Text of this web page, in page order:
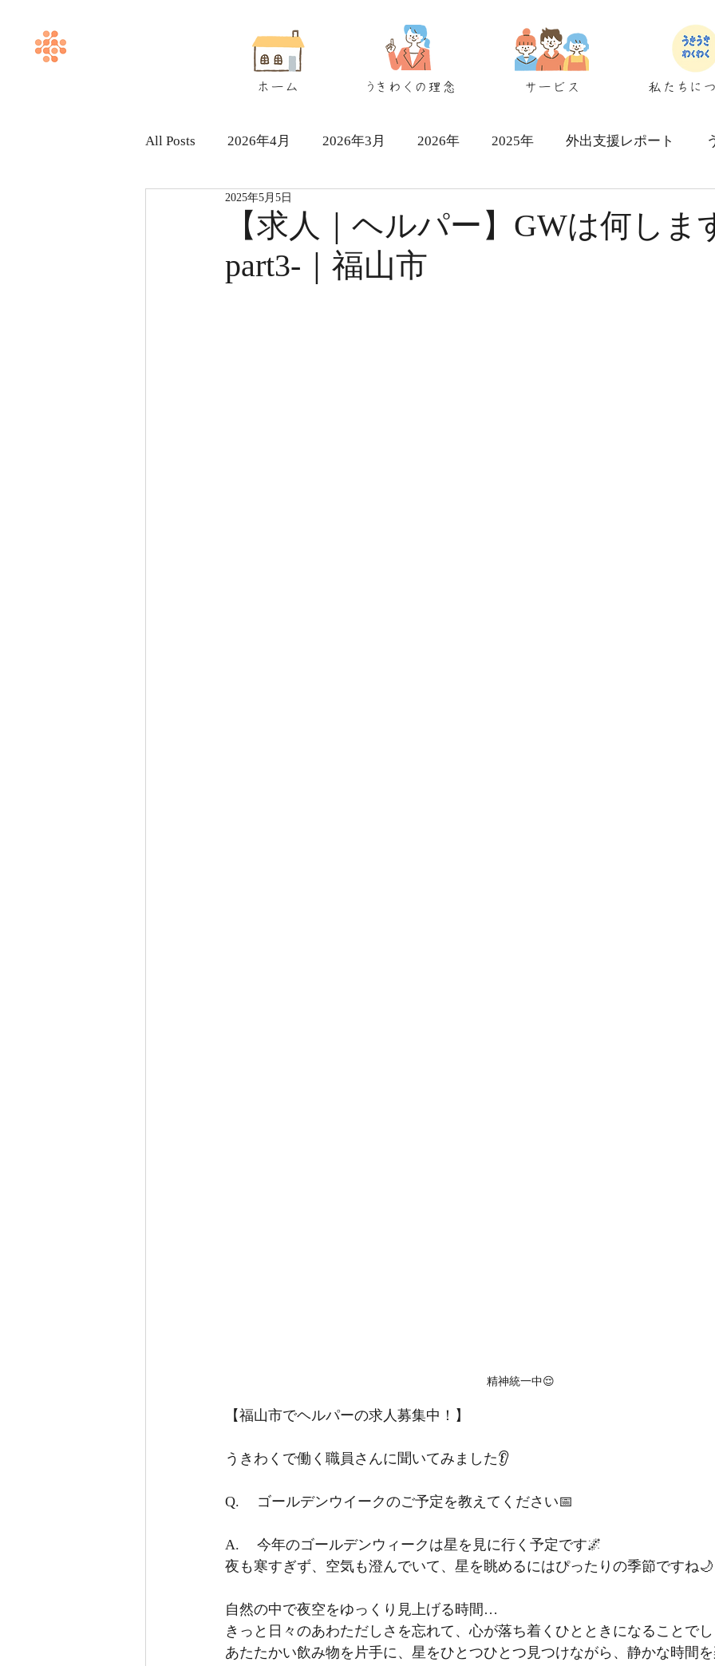
ホーム うきわくの理念 サービス 私たちに
All Posts 2026年4月 2026年3月 2026年 2025年 外出支援レポート
ヘルパー求人採用情報
【求人｜ヘルパー】GWは何しま
part3-｜福山市
2025年5月5日
精神統一中😌
【福山市でヘルパーの求人募集中！】
うきわくで働く職員さんに聞いてみました👂
Q.	ゴールデンウイークのご予定を教えてください📅
A.	今年のゴールデンウィークは星を見に行く予定です🌌
夜も寒すぎず、空気も澄んでいて、星を眺めるにはぴったりの季節ですね🌙
自然の中で夜空をゆっくり見上げる時間…
きっと日々のあわただしさを忘れて、心が落ち着くひとときになることで
あたたかい飲み物を片手に、星をひとつひとつ見つけながら、静かな時間